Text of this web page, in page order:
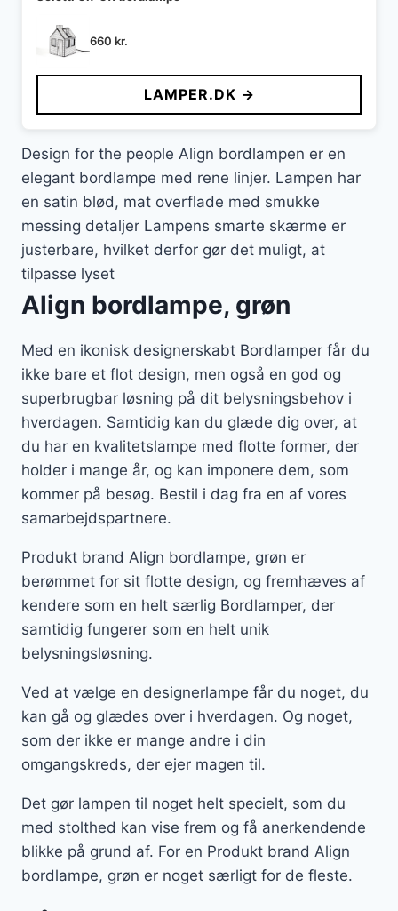
660 kr.
LAMPER.DK →
Design for the people Align bordlampen er en
elegant bordlampe med rene linjer. Lampen har
en satin blød, mat overflade med smukke
messing detaljer Lampens smarte skærme er
justerbare, hvilket derfor gør det muligt, at
tilpasse lyset
Align bordlampe, grøn
Med en ikonisk designerskabt Bordlamper får du
ikke bare et flot design, men også en god og
superbrugbar løsning på dit belysningsbehov i
hverdagen. Samtidig kan du glæde dig over, at
du har en kvalitetslampe med flotte former, der
holder i mange år, og kan imponere dem, som
kommer på besøg. Bestil i dag fra en af vores
samarbejdspartnere.
Produkt brand Align bordlampe, grøn er
berømmet for sit flotte design, og fremhæves af
kendere som en helt særlig Bordlamper, der
samtidig fungerer som en helt unik
belysningsløsning.
Ved at vælge en designerlampe får du noget, du
kan gå og glædes over i hverdagen. Og noget,
som der ikke er mange andre i din
omgangskreds, der ejer magen til.
Det gør lampen til noget helt specielt, som du
med stolthed kan vise frem og få anerkendende
blikke på grund af. For en Produkt brand Align
bordlampe, grøn er noget særligt for de fleste.